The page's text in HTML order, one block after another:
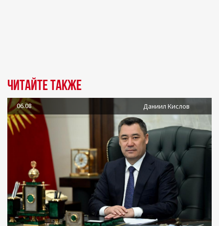
Читайте также
06.08 Даниил Кислов